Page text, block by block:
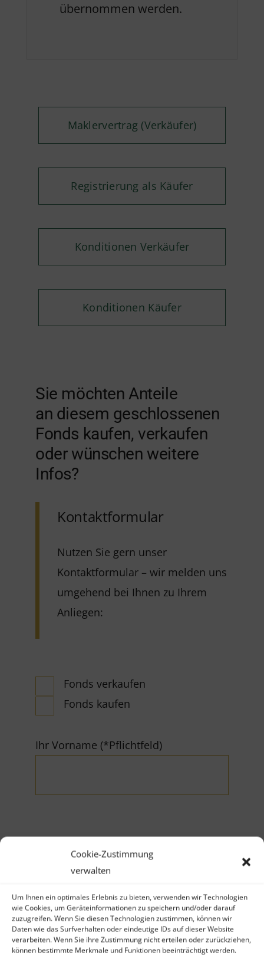
Cookie-Zustimmung
verwalten
Um Ihnen ein optimales Erlebnis zu bieten, verwenden wir Technologien
wie Cookies, um Geräteinformationen zu speichern und/oder darauf
zuzugreifen. Wenn Sie diesen Technologien zustimmen, können wir
Daten wie das Surfverhalten oder eindeutige IDs auf dieser Website
verarbeiten. Wenn Sie ihre Zustimmung nicht erteilen oder zurückziehen,
können bestimmte Merkmale und Funktionen beeinträchtigt werden.
übernommen werden.
Maklervertrag (Verkäufer)
Registrierung als Käufer
Konditionen Verkäufer
Konditionen Käufer
Sie möchten Anteile
an diesem geschlossenen
Fonds kaufen, verkaufen
oder wünschen weitere
Infos?
Kontaktformular
Nutzen Sie gern unser
Kontaktformular – wir melden uns
umgehend bei Ihnen zu Ihrem
Anliegen:
Fonds verkaufen
Fonds kaufen
Ihr Vorname (*Pflichtfeld)
Firma